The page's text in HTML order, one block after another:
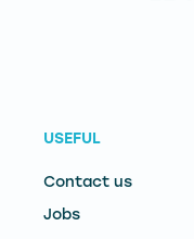
USEFUL
Contact us
Jobs